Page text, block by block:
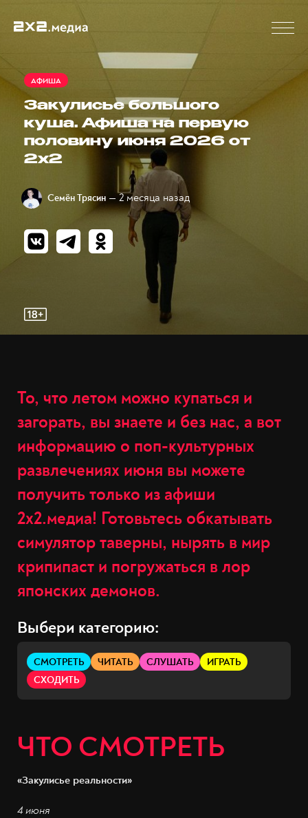
АФИША
Закулисье большого
куша. Афиша на первую
половину июня 2026 от
2x2
Семён Трясин — 2 месяца назад
То, что летом можно купаться и
загорать, вы знаете и без нас, а вот
информацию о поп-культурных
развлечениях июня вы можете
получить только из афиши
2x2.медиа! Готовьтесь обкатывать
симулятор таверны, нырять в мир
крипипаст и погружаться в лор
японских демонов.
Выбери категорию:
СМОТРЕТЬ ЧИТАТЬ СЛУШАТЬ
ИГРАТЬ
СХОДИТЬ
ЧТО СМОТРЕТЬ
«Закулисье реальности»
4 июня